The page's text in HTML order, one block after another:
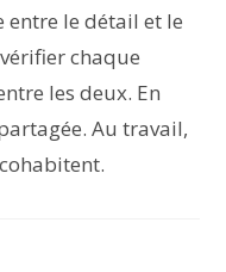
entre le détail et le
chaque
les deux. En
Au travail,